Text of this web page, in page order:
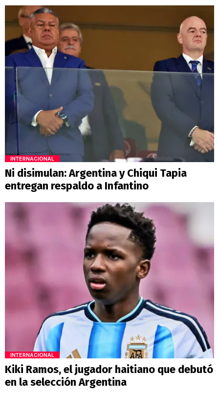
INTERNACIONAL
Ni disimulan: Argentina y Chiqui Tapia
entregan respaldo a Infantino
INTERNACIONAL
Kiki Ramos, el jugador haitiano que debutó
en la selección Argentina